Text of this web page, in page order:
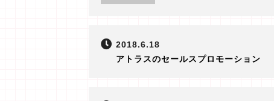
2018.6.18
アトラスのセールスプロモーション